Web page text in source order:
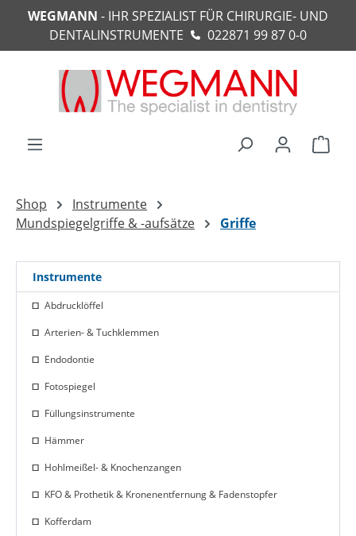
springen
WEGMANN - IHR SPEZIALIST FÜR CHIRURGIE- UND
DENTALINSTRUMENTE
022871 99 87 0-0
Shop
Instrumente
Mundspiegelgriffe & -aufsätze
Griffe
Instrumente
Abdrucklöffel
Arterien- & Tuchklemmen
Endodontie
Fotospiegel
Füllungsinstrumente
Hämmer
Hohlmeißel- & Knochenzangen
KFO & Prothetik & Kronenentfernung & Fadenstopfer
Kofferdam